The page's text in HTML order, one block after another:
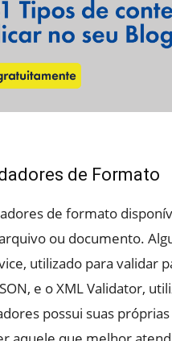
de Formato
de formato
ou documento.
utilizado para validar
e o XML Validator,
possui suas